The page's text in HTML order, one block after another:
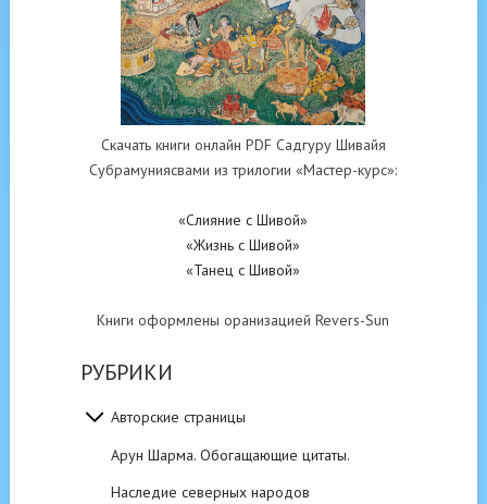
Скачать книги онлайн PDF Садгуру Шивайя
Субрамуниясвами из трилогии «Мастер-курс»:
«Слияние с Шивой»
«Жизнь с Шивой»
«Танец с Шивой»
Книги оформлены оранизацией Revers-Sun
РУБРИКИ
Авторские страницы
Арун Шарма. Обогащающие цитаты.
Наследие северных народов